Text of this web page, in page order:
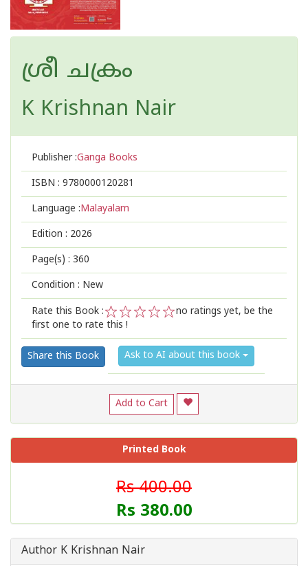
ശ്രീ ചക്രം
K Krishnan Nair
Publisher :Ganga Books
ISBN : 9780000120281
Language :Malayalam
Edition : 2026
Page(s) : 360
Condition : New
Rate this Book :
2
1
no ratings yet, be the
first one to rate this !
Share this Book Ask to AI about this book
Add to Cart
Printed Book
Rs 400.00
Rs 380.00
Author K Krishnan Nair